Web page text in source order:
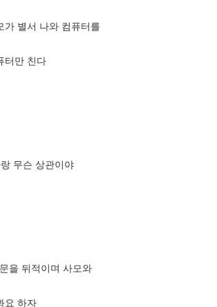
가 별서 나와 컴퓨터를
터만 친다
무슨 상관이야
을 뒤적이며 사모와
요 하자